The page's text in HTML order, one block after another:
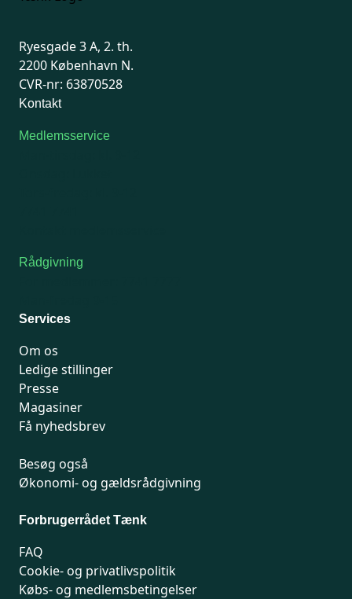
Ryesgade 3 A, 2. th.
2200 København N.
CVR-nr: 63870528
Kontakt
Medlemsservice
Rådgivning
Services
Om os
Ledige stillinger
Presse
Magasiner
Få nyhedsbrev
Besøg også
Økonomi- og gældsrådgivning
Forbrugerrådet Tænk
FAQ
Cookie- og privatlivspolitik
Købs- og medlemsbetingelser